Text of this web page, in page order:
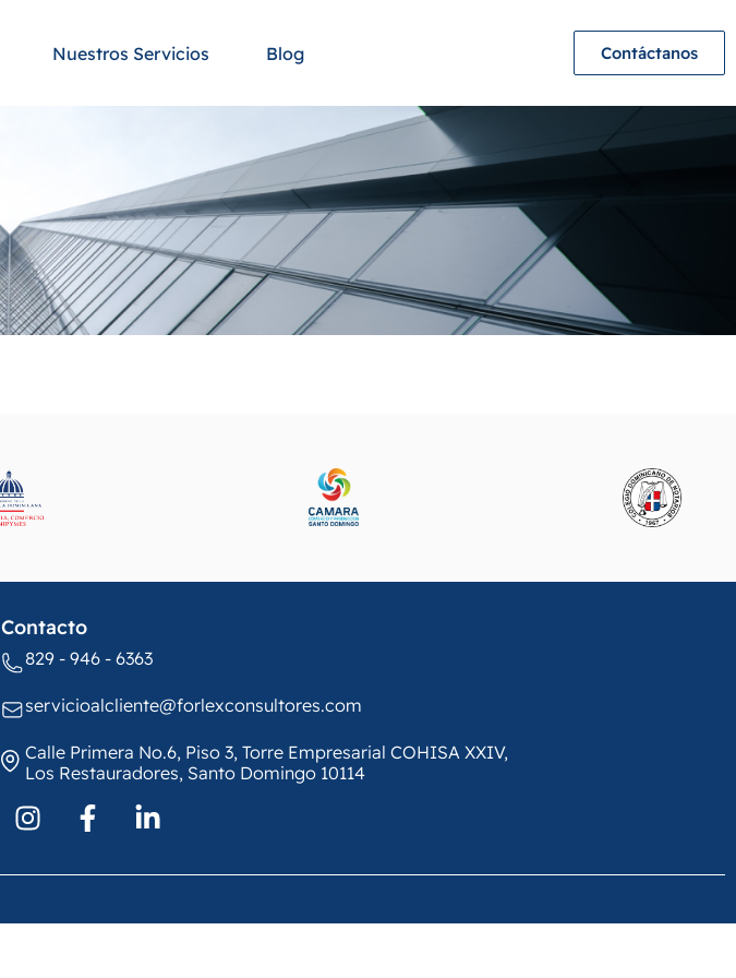
Nuestros Servicios Blog Contáctanos
Contacto
829 - 946 - 6363
servicioalcliente@forlexconsultores.com
Calle Primera No.6, Piso 3, Torre Empresarial COHISA XXIV,
Los Restauradores, Santo Domingo 10114